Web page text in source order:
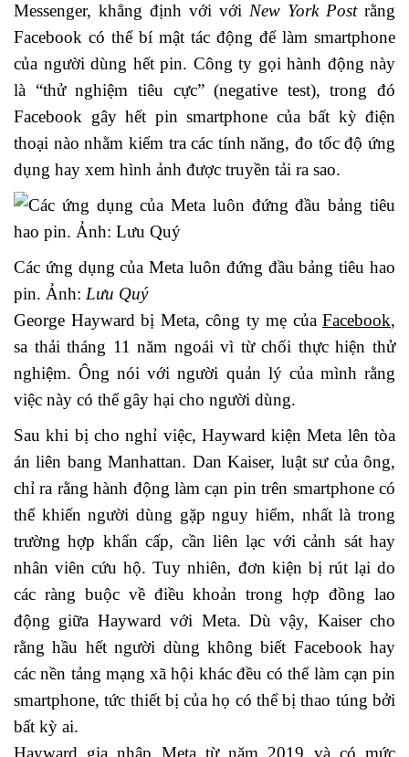
Messenger, khẳng định với với New York Post rằng
Facebook có thể bí mật tác động để làm smartphone
của người dùng hết pin. Công ty gọi hành động này
là “thử nghiệm tiêu cực” (negative test), trong đó
Facebook gây hết pin smartphone của bất kỳ điện
thoại nào nhằm kiểm tra các tính năng, đo tốc độ ứng
dụng hay xem hình ảnh được truyền tải ra sao.
Các ứng dụng của Meta luôn đứng đầu bảng tiêu hao
pin. Ảnh: Lưu Quý
George Hayward bị Meta, công ty mẹ của Facebook,
sa thải tháng 11 năm ngoái vì từ chối thực hiện thử
nghiệm. Ông nói với người quản lý của mình rằng
việc này có thể gây hại cho người dùng.
Sau khi bị cho nghỉ việc, Hayward kiện Meta lên tòa
án liên bang Manhattan. Dan Kaiser, luật sư của ông,
chỉ ra rằng hành động làm cạn pin trên smartphone có
thể khiến người dùng gặp nguy hiểm, nhất là trong
trường hợp khẩn cấp, cần liên lạc với cảnh sát hay
nhân viên cứu hộ. Tuy nhiên, đơn kiện bị rút lại do
các ràng buộc về điều khoản trong hợp đồng lao
động giữa Hayward với Meta. Dù vậy, Kaiser cho
rằng hầu hết người dùng không biết Facebook hay
các nền tảng mạng xã hội khác đều có thể làm cạn pin
smartphone, tức thiết bị của họ có thể bị thao túng bởi
bất kỳ ai.
Hayward gia nhập Meta từ năm 2019 và có mức